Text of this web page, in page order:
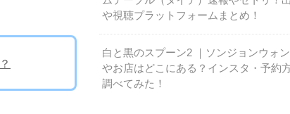
や視聴プラットフォームまとめ！
白と黒のスプーン2 ｜ソンジョンウォ
やお店はどこにある？インスタ・予約
調べてみた！